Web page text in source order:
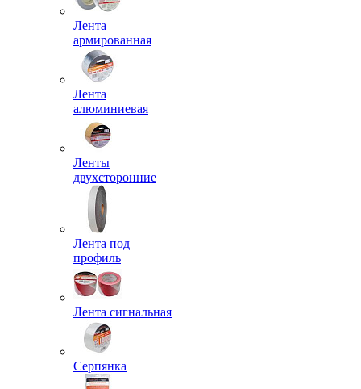
Лента
армированная
Лента
алюминиевая
Ленты
двухсторонние
Лента под
профиль
Лента сигнальная
Серпянка